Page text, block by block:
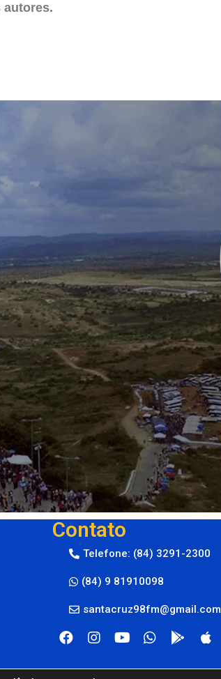
autores.
Contato
Telefone: (84) 3291-2300
(84) 9 81910098
santacruz98fm@gmail.com